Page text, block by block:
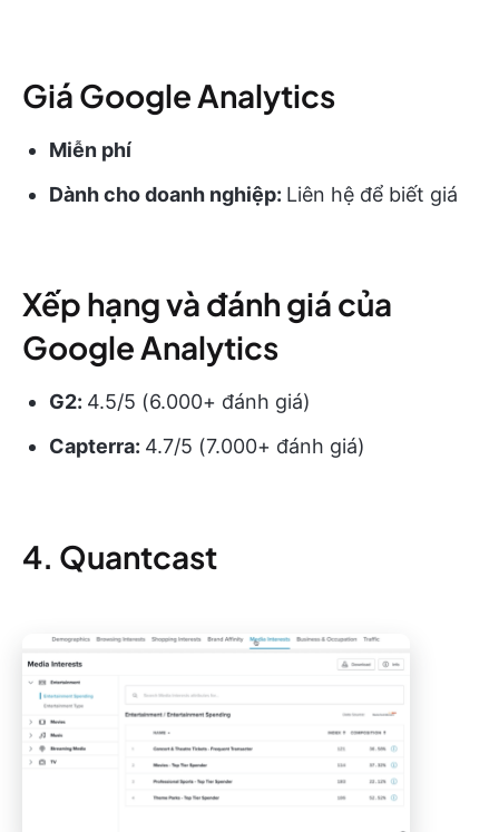
Giá Google Analytics
Miễn phí
Dành cho doanh nghiệp: Liên hệ để biết giá
Xếp hạng và đánh giá của
Google Analytics
G2: 4.5/5 (6.000+ đánh giá)
Capterra: 4.7/5 (7.000+ đánh giá)
4. Quantcast